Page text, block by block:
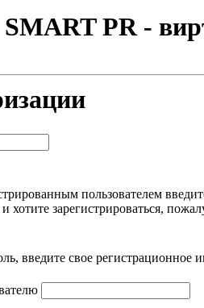
SMART PR -
пользователем
хотите зарегистрироваться,
введите свое